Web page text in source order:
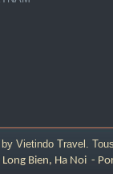
Vietindo Travel .
Long Bien, Ha Noi -